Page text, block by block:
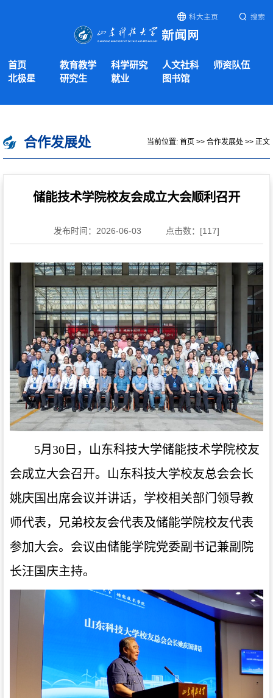
科大主页 搜索
首页 教育教学 科学研究 人文社科
师资队伍
北极星
研究生 就业 图书馆
合作发展处 当前位置: 首页 >> 合作发展处 >> 正文
储能技术学院校友会成立大会顺利召开
发布时间：2026-06-03 点击数：[117]
5月30日，山东科技大学储能技术学院校友
会成立大会召开。山东科技大学校友总会会长
姚庆国出席会议并讲话，学校相关部门领导教
师代表，兄弟校友会代表及储能学院校友代表
参加大会。会议由储能学院党委副书记兼副院
长汪国庆主持。